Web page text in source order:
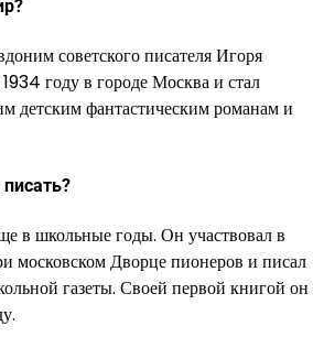
советского писателя Игоря
году в городе Москва и стал
детским фантастическим романам и
в школьные годы. Он участвовал в
московском Дворце пионеров и писал
газеты. Своей первой книгой он